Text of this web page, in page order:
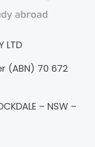
LTD
(ABN) 70 672
– NSW –